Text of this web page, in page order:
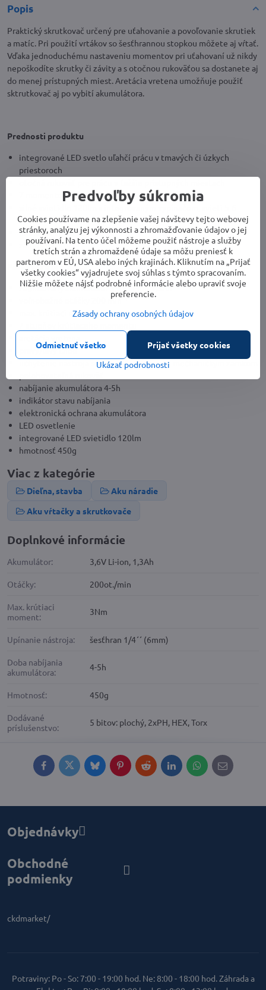
Popis
Praktický skrutkovač určený pre uťahovanie a povoľovanie skrutiek
a matíc. Pri použití vrtákov so šesťhrannou stopkou môžete aj vŕtať.
Vďaka jednoduchému nastaveniu momentov pri uťahovaní už nikdy
nepoškodíte skrutky či závity a s otočnou rukoväťou sa dostanete aj
do menej prístupných miest. Aretácia vretena umožňuje použiť
sktrutkovač aj po vybití akumulátora.
Prednosti produktu
integrované LED svetlo uľahčí prácu v tmavých či úzkych
priestoroch
7 momentových stupňov uťahovania
silné svietidlo 120lm s integrovaným vypínačom, svieti 5-6
hodín
indikátor stavu batérie
zámok na bity
Parametre produktu
zabudovaný akumulátor 3,6V Li-ion 1,3Ah
voľnobežné otáčky 200 minˉ¹
max. krútiaci moment 3Nm
pravý/ľavý chod
uchytenie nástroja šesťhran 1/4"(6mm) s mechanickým zámkom
nabíjanie akumulátora 4-5h
indikátor stavu nabíjania
elektronická ochrana akumulátora
LED osvetlenie
integrované LED svietidlo 120lm
hmotnosť 450g
Viac z kategórie
Dieľna, stavba
Aku náradie
Aku vŕtačky a skrutkovače
Doplnkové informácie
Akumulátor: 3,6V Li-ion, 1,3Ah
Otáčky: 200ot./min
Max. krútiaci
moment:
3Nm
Upínanie nástroja: šesťhran 1/4´´ (6mm)
Doba nabíjania
akumulátora:
4-5h
Hmotnosť: 450g
Dodávané
príslušenstvo:
5 bitov: plochý, 2xPH, HEX, Torx
FacebookTwitterBlueskyPinterestRedditLinkedInWhatsApp
E-
mail
Objednávky
Obchodné
podmienky
ckdmarket/
Potraviny: Po - So: 7:00 - 19:00 hod. Ne: 8:00 - 18:00 hod. Záhrada a
Predvoľby súkromia
Cookies používame na zlepšenie vašej návštevy tejto webovej
stránky, analýzu jej výkonnosti a zhromažďovanie údajov o jej
používaní. Na tento účel môžeme použiť nástroje a služby
tretích strán a zhromaždené údaje sa môžu preniesť k
partnerom v EÚ, USA alebo iných krajinách. Kliknutím na „Prijať
všetky cookies“ vyjadrujete svoj súhlas s týmto spracovaním.
Nižšie môžete nájsť podrobné informácie alebo upraviť svoje
preferencie.
Zásady ochrany osobných údajov
Ukázať podrobnosti
Prijať všetky cookies
Odmietnuť všetko